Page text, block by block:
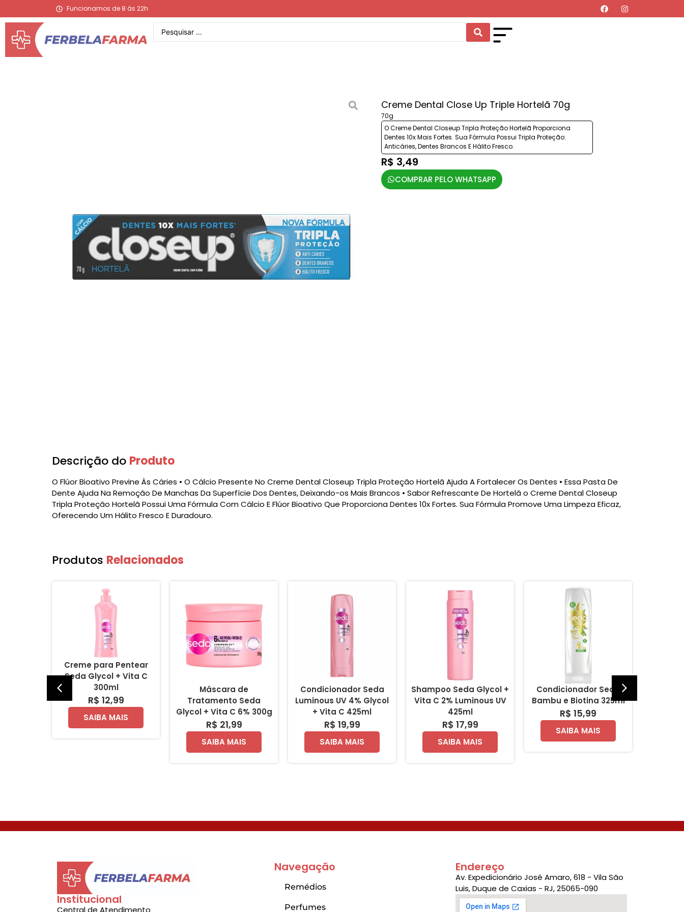
Funcionamos de 8 às 22h
Creme Dental Close Up Triple Hortelã 70g
70g
O Creme Dental Closeup Tripla Proteção Hortelã Proporciona
Dentes 10x Mais Fortes. Sua Fórmula Possui Tripla Proteção:
Anticáries, Dentes Brancos E Hálito Fresco.
R$ 3,49
COMPRAR PELO WHATSAPP
Descrição do Produto
O Flúor Bioativo Previne Às Cáries • O Cálcio Presente No Creme Dental Closeup Tripla Proteção Hortelã Ajuda A Fortalecer Os Dentes • Essa Pasta De
Dente Ajuda Na Remoção De Manchas Da Superfície Dos Dentes, Deixando-os Mais Brancos • Sabor Refrescante De Hortelã o Creme Dental Closeup
Tripla Proteção Hortelã Possui Uma Fórmula Com Cálcio E Flúor Bioativo Que Proporciona Dentes 10x Fortes. Sua Fórmula Promove Uma Limpeza Eficaz,
Oferecendo Um Hálito Fresco E Duradouro.
Produtos Relacionados
Creme para Pentear
Seda Glycol + Vita C
300ml
R$ 12,99
SAIBA MAIS
Máscara de
Tratamento Seda
Glycol + Vita C 6% 300g
R$ 21,99
SAIBA MAIS
Condicionador Seda
Luminous UV 4% Glycol
+ Vita C 425ml
R$ 19,99
SAIBA MAIS
Shampoo Seda Glycol +
Vita C 2% Luminous UV
425ml
R$ 17,99
SAIBA MAIS
Condicionador Seda
Bambu e Biotina 325ml
R$ 15,99
SAIBA MAIS
Institucional
Central de Atendimento
Navegação
Remédios
Perfumes
Endereço
Av. Expedicionário José Amaro, 618 - Vila São
Luis, Duque de Caxias - RJ, 25065-090